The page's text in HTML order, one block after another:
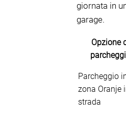
giornata in
garage.
Opzione
Parcheggio
zona Oranje
strada